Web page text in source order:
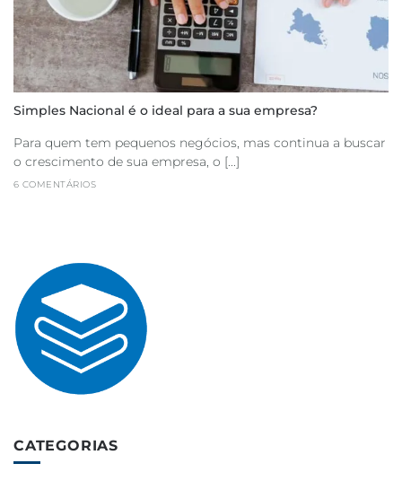
Simples Nacional é o ideal para a sua empresa?
Para quem tem pequenos negócios, mas continua a buscar
o crescimento de sua empresa, o [...]
6 COMENTÁRIOS
CATEGORIAS